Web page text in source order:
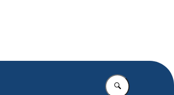
Vul in wat u